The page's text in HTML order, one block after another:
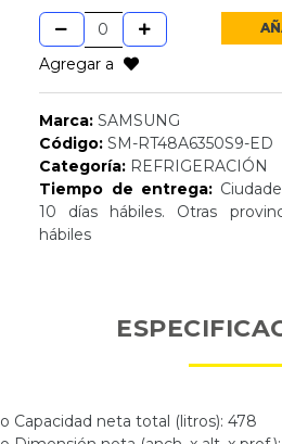
Agregar a
Marca: SAMSUNG
Código: SM-RT48A6350S9-ED
Categoría: REFRIGERACIÓN
Tiempo de entrega:
10 días hábiles. Otras
hábiles
o Capacidad neta total (litros): 478